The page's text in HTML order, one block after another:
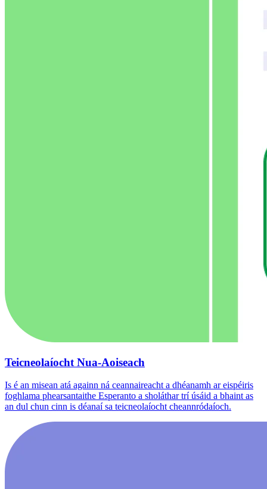
Teicneolaíocht Nua-Aoiseach
Is é an misean atá againn ná ceannaireacht a dhéanamh ar eispéiris
foghlama phearsantaithe Esperanto a sholáthar trí úsáid a bhaint as
an dul chun cinn is déanaí sa teicneolaíocht cheannródaíoch.